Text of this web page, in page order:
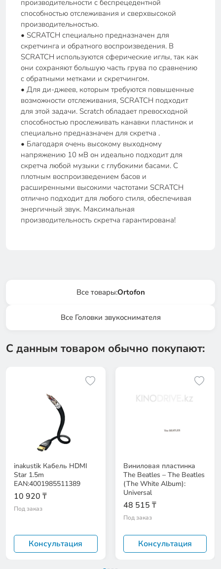
производительности с беспрецедентной
способностью отслеживания и сверхвысокой
производительностью.
• SCRATCH специально предназначен для
скретчинга и обратного воспроизведения. В
SCRATCH используются сферические иглы, так как
они сохраняют большую часть грува по сравнению
с обратными метками и скретчингом.
• Для ди-джеев, которым требуются повышенные
возможности отслеживания, SCRATCH подходит
для этой задачи. Scratch обладает превосходной
способностью прослеживать канавки пластинок и
специально предназначен для скретча .
• Благодаря очень высокому выходному
напряжению 10 мВ он идеально подходит для
скретча любой музыки с глубокими басами. С
плотным воспроизведением басов и
расширенными высокими частотами SCRATCH
отлично подходит для любого стиля, обеспечивая
энергичный звук. Максимальная
производительность скретча гарантирована!
Все товары:Ortofon
Все Головки звукоснимателя
С данным товаром обычно покупают:
inakustik Кабель HDMI
Star 1.5m
EAN:4001985511389
10 920 ₸
Под заказ
Консультация
Виниловая пластинка
The Beatles – The Beatles
(The White Album):
Universal
48 515 ₸
Под заказ
Консультация